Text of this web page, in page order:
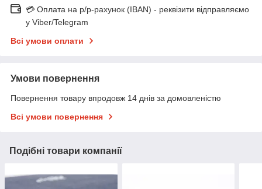
💳 Оплата на р/р-рахунок (IBAN) - реквізити відправляємо
у Viber/Telegram
Всі умови оплати
Умови повернення
Повернення товару впродовж 14 днів за домовленістю
Всі умови повернення
Подібні товари компанії